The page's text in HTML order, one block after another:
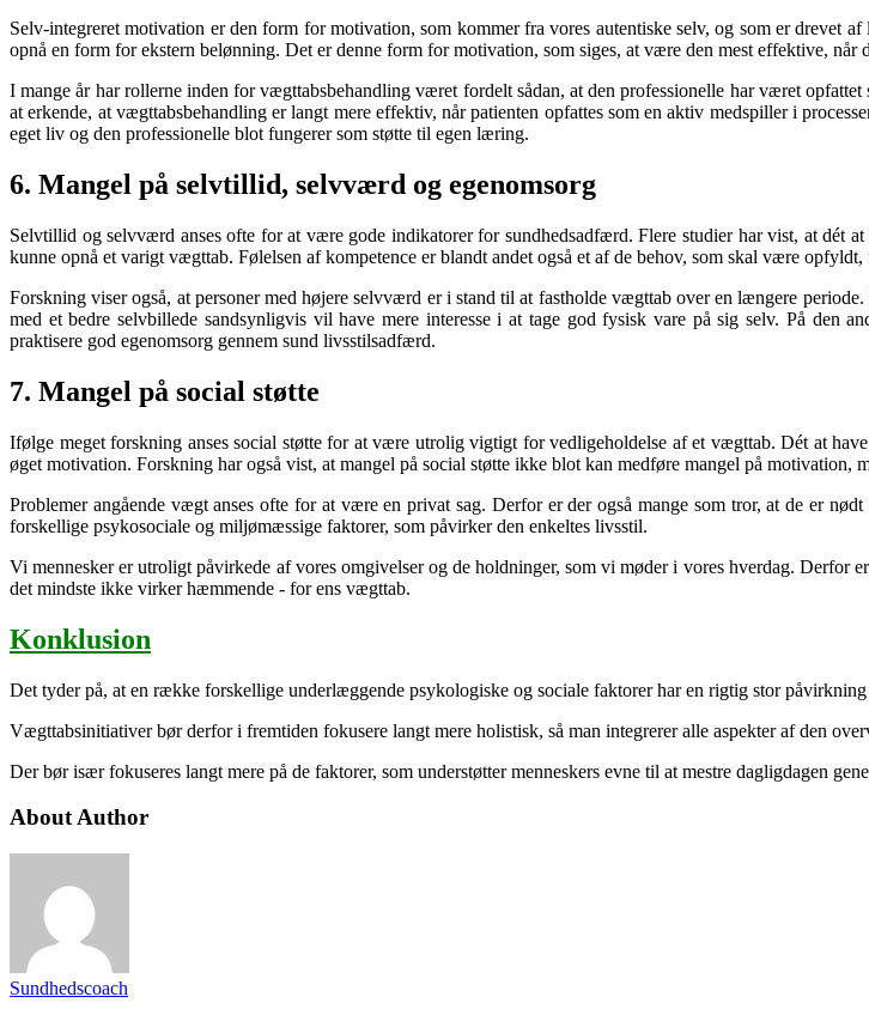
Selv-integreret motivation er den form for motivation, som kommer fra vores autentiske selv, og som er drevet
opnå en form for ekstern belønning. Det er denne form for motivation, som siges, at være den mest effektive,
I mange år har rollerne inden for vægttabsbehandling været fordelt sådan, at den professionelle har været
at erkende, at vægttabsbehandling er langt mere effektiv, når patienten opfattes som en aktiv medspiller i
eget liv og den professionelle blot fungerer som støtte til egen læring.
6. Mangel på selvtillid, selvværd og egenomsorg
Selvtillid og selvværd anses ofte for at være gode indikatorer for sundhedsadfærd. Flere studier har vist, at dét
kunne opnå et varigt vægttab. Følelsen af kompetence er blandt andet også et af de behov, som skal være
Forskning viser også, at personer med højere selvværd er i stand til at fastholde vægttab over en længere
med et bedre selvbillede sandsynligvis vil have mere interesse i at tage god fysisk vare på sig selv. På
praktisere god egenomsorg gennem sund livsstilsadfærd.
7. Mangel på social støtte
Ifølge meget forskning anses social støtte for at være utrolig vigtigt for vedligeholdelse af et vægttab. Dét at
øget motivation. Forskning har også vist, at mangel på social støtte ikke blot kan medføre mangel på motivation,
Problemer angående vægt anses ofte for at være en privat sag. Derfor er der også mange som tror, at de er
forskellige psykosociale og miljømæssige faktorer, som påvirker den enkeltes livsstil.
Vi mennesker er utroligt påvirkede af vores omgivelser og de holdninger, som vi møder i vores hverdag.
det mindste ikke virker hæmmende - for ens vægttab.
Konklusion
Det tyder på, at en række forskellige underlæggende psykologiske og sociale faktorer har en rigtig stor
Vægttabsinitiativer bør derfor i fremtiden fokusere langt mere holistisk, så man integrerer alle aspekter af den
Der bør især fokuseres langt mere på de faktorer, som understøtter menneskers evne til at mestre dagligdagen
About Author
Sundhedscoach